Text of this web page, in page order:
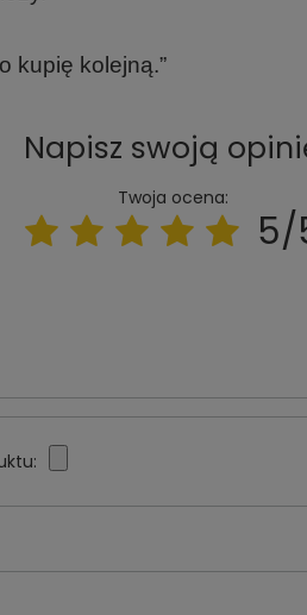
kupię kolejną.”
Napisz swoją
Twoja ocena:
5/